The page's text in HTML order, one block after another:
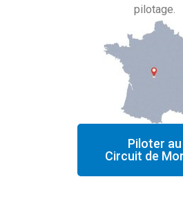
pilotage.
Piloter au
Circuit de